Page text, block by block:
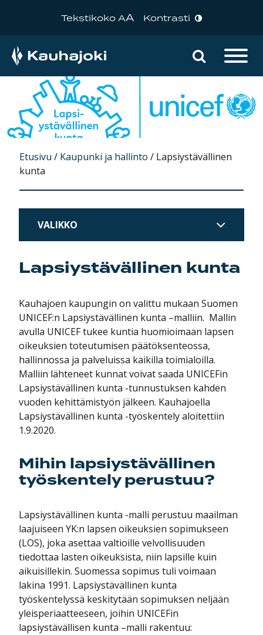
Tekstikoko AA Kontrasti
Päävalikko Hae
Etusivu / Kaupunki ja hallinto / Lapsiystävällinen
kunta
VALIKKO
Lapsiystävällinen kunta
Kauhajoen kaupungin on valittu mukaan Suomen
UNICEF:n Lapsiystävällinen kunta –malliin. Mallin
avulla UNICEF tukee kuntia huomioimaan lapsen
oikeuksien toteutumisen päätöksenteossa,
hallinnossa ja palveluissa kaikilla toimialoilla.
Malliin lähteneet kunnat voivat saada UNICEFin
Lapsiystävällinen kunta -tunnustuksen kahden
vuoden kehittämistyön jälkeen. Kauhajoella
Lapsiystävällinen kunta -työskentely aloitettiin
1.9.2020.
Mihin lapsiystävällinen
työskentely perustuu?
Lapsiystävällinen kunta -malli perustuu maailman
laajuiseen YK:n lapsen oikeuksien sopimukseen
(LOS), joka asettaa valtioille velvollisuuden
tiedottaa lasten oikeuksista, niin lapsille kuin
aikuisillekin. Suomessa sopimus tuli voimaan
lakina 1991. Lapsiystävällinen kunta
työskentelyssä keskitytään sopimuksen neljään
yleisperiaatteeseen, joihin UNICEFin
lapsiystävällisen kunta –malli rakentuu: